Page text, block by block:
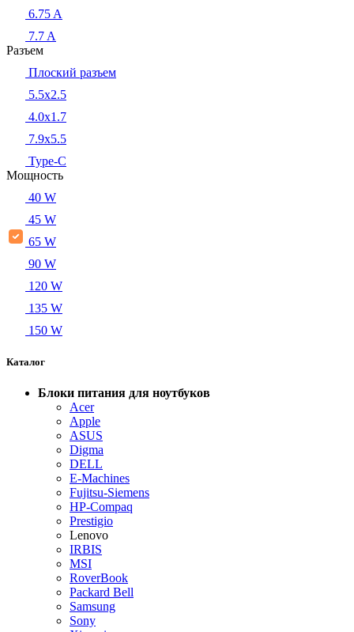
6.75 A
7.7 A
Разъем
Плоский разъем
5.5x2.5
4.0x1.7
7.9x5.5
Type-C
Мощность
40 W
45 W
65 W
90 W
120 W
135 W
150 W
Каталог
Блоки питания для ноутбуков
Acer
Apple
ASUS
Digma
DELL
E-Machines
Fujitsu-Siemens
HP-Compaq
Prestigio
Lenovo
IRBIS
MSI
RoverBook
Packard Bell
Samsung
Sony